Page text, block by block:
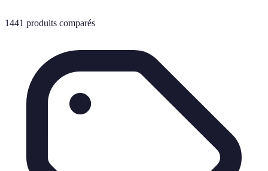
1441 produits comparés